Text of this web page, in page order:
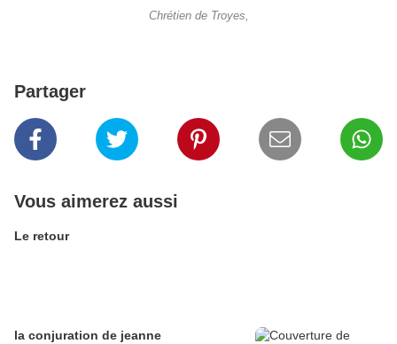
Chrétien de Troyes,
Partager
Vous aimerez aussi
Le retour
la conjuration de jeanne